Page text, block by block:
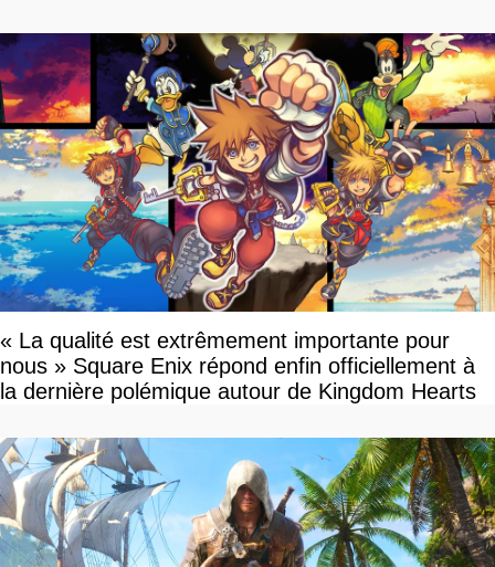
« La qualité est extrêmement importante pour
nous » Square Enix répond enfin officiellement à
la dernière polémique autour de Kingdom Hearts